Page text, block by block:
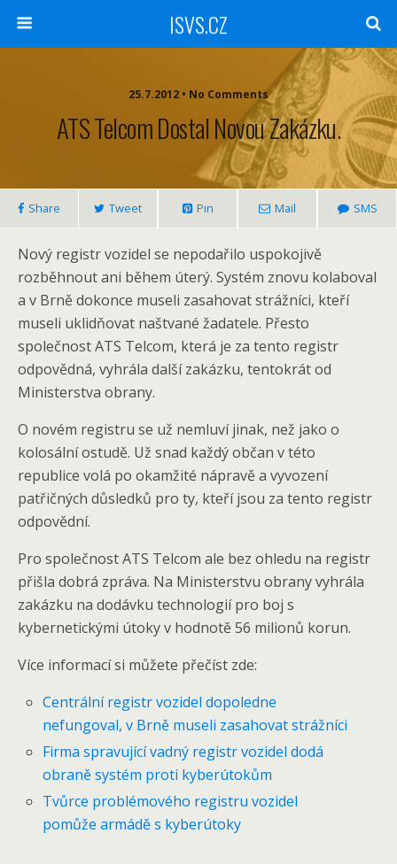
ISVS.CZ
25.7.2012 • No Comments
ATS Telcom Dostal Novou Zakázku.
Share Tweet Pin Mail SMS
Nový registr vozidel se nepodařilo uspokojivě
rozběhnout ani během úterý. Systém znovu kolaboval
a v Brně dokonce museli zasahovat strážníci, kteří
museli uklidňovat naštvané žadatele. Přesto
společnost ATS Telcom, která je za tento registr
odpovědná, vyhrála další zakázku, tentokrát od
Ministerstva obrany.
O novém registru se už nemluví jinak, než jako o
kolosální ostudě. Už snad každý občan v této
republice volá po okamžité nápravě a vyvození
patřičných důsledků pro ty, kteří jsou za tento registr
odpovědní.
Pro společnost ATS Telcom ale bez ohledu na registr
přišla dobrá zpráva. Na Ministerstvu obrany vyhrála
zakázku na dodávku technologií pro boj s
kybernetickými útoky v hodnotě 56 milionů korun.
Více informací si můžete přečíst zde:
Centrální registr vozidel dopoledne
nefungoval, v Brně museli zasahovat strážníci
Firma spravující vadný registr vozidel dodá
obraně systém proti kyberútokům
Tvůrce problémového registru vozidel
pomůže armádě s kyberútoky